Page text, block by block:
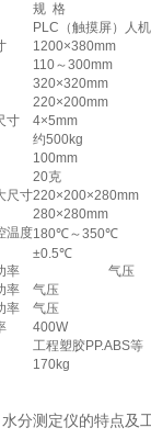
规 格
PLC（触摸屏）人
1200×380mm
110～300mm
320×320mm
220×200mm
寸
4×5mm
约500kg
100mm
20克
尺寸220×200×280mm
280×280mm
温度180℃～350℃
±0.5℃
率
气压
率
气压
率
气压
400W
工程塑胶PP.ABS等
170kg
水分测定仪的特点及